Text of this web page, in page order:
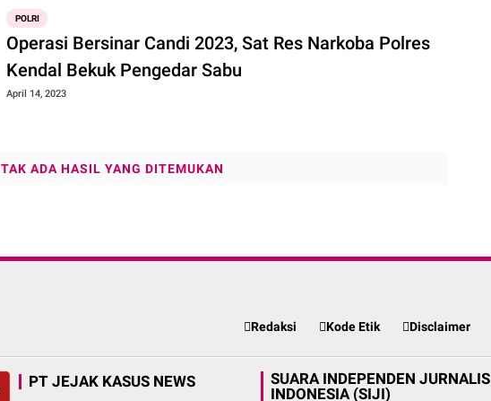
POLRI
Operasi Bersinar Candi 2023, Sat Res Narkoba Polres
Kendal Bekuk Pengedar Sabu
April 14, 2023
TAK ADA HASIL YANG DITEMUKAN
Redaksi Kode Etik Disclaimer
PT JEJAK KASUS NEWS
SUARA INDEPENDEN JURNALIS
INDONESIA (SIJI)